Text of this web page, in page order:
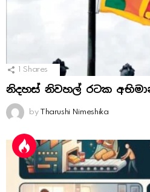
1 Shares
නිදහස් නිවහල් රටක
by Tharushi Nimeshika